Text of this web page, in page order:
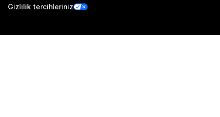
Gizlilik tercihleriniz